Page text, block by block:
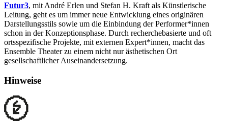
Futur3, mit André Erlen und Stefan H. Kraft als Künstlerische
Leitung, geht es um immer neue Entwicklung eines originären
Darstellungsstils sowie um die Einbindung der Performer*innen
schon in der Konzeptionsphase. Durch recherchebasierte und oft
ortsspezifische Projekte, mit externen Expert*innen, macht das
Ensemble Theater zu einem nicht nur ästhetischen Ort
gesellschaftlicher Auseinandersetzung.
Hinweise